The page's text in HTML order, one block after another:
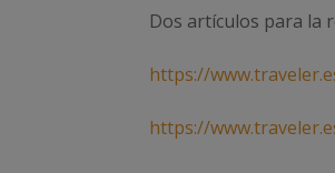
Dos artículos para la
https://
https://